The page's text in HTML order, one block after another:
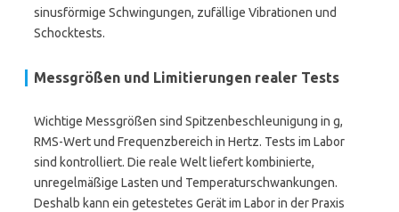
sinusförmige Schwingungen, zufällige Vibrationen und
Schocktests.
Messgrößen und Limitierungen realer Tests
Wichtige Messgrößen sind Spitzenbeschleunigung in g,
RMS-Wert und Frequenzbereich in Hertz. Tests im Labor
sind kontrolliert. Die reale Welt liefert kombinierte,
unregelmäßige Lasten und Temperaturschwankungen.
Deshalb kann ein getestetes Gerät im Labor in der Praxis